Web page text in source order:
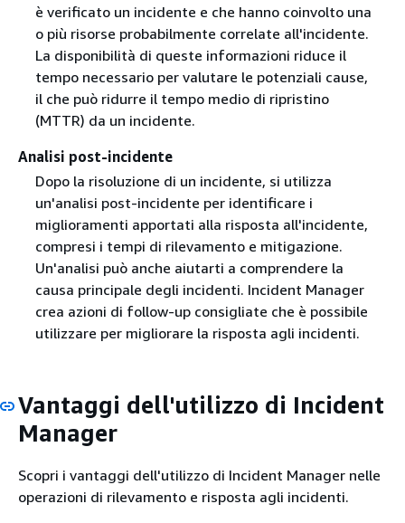
è verificato un incidente e che hanno coinvolto una
o più risorse probabilmente correlate all'incidente.
La disponibilità di queste informazioni riduce il
tempo necessario per valutare le potenziali cause,
il che può ridurre il tempo medio di ripristino
(MTTR) da un incidente.
Analisi post-incidente
Dopo la risoluzione di un incidente, si utilizza
un'analisi post-incidente per identificare i
miglioramenti apportati alla risposta all'incidente,
compresi i tempi di rilevamento e mitigazione.
Un'analisi può anche aiutarti a comprendere la
causa principale degli incidenti. Incident Manager
crea azioni di follow-up consigliate che è possibile
utilizzare per migliorare la risposta agli incidenti.
Vantaggi dell'utilizzo di Incident
Manager
Scopri i vantaggi dell'utilizzo di Incident Manager nelle
operazioni di rilevamento e risposta agli incidenti.